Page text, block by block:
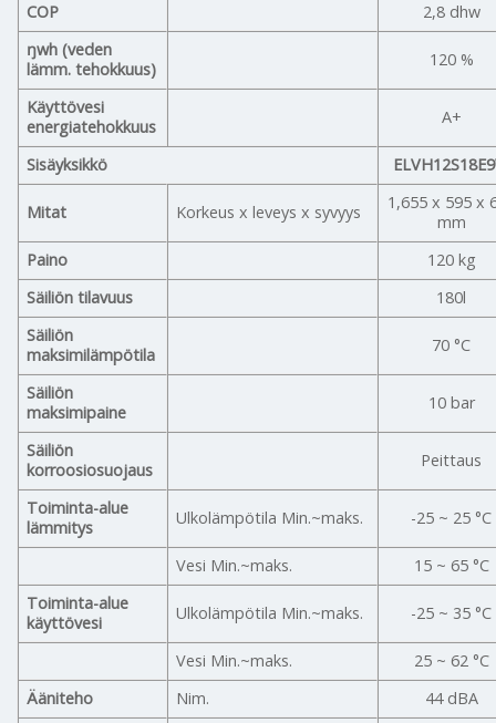
COP
2,8 dhw
ŋwh (veden
lämm. tehokkuus)
120 %
Käyttövesi
energiatehokkuus
A+
Sisäyksikkö
Mitat Korkeus x leveys x syvyys
1,655 x 595 x
mm
Paino
120 kg
Säiliön tilavuus
180l
Säiliön
maksimilämpötila
70 °C
Säiliön
maksimipaine
10 bar
Säiliön
korroosiosuojaus
Peittaus
Toiminta-alue
lämmitys
Ulkolämpötila Min.~maks. -25 ~ 25 °C
Vesi Min.~maks.
15 ~ 65 °C
Toiminta-alue
käyttövesi
Ulkolämpötila Min.~maks. -25 ~ 35 °C
Vesi Min.~maks.
25 ~ 62 °C
Ääniteho
Nim.
44 dBA